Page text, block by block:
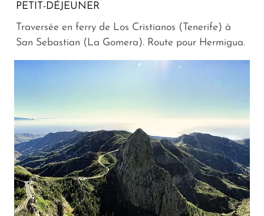
PETIT-DÉJEUNER
Traversée en ferry de Los Cristianos (Tenerife) à
San Sebastian (La Gomera). Route pour Hermigua.